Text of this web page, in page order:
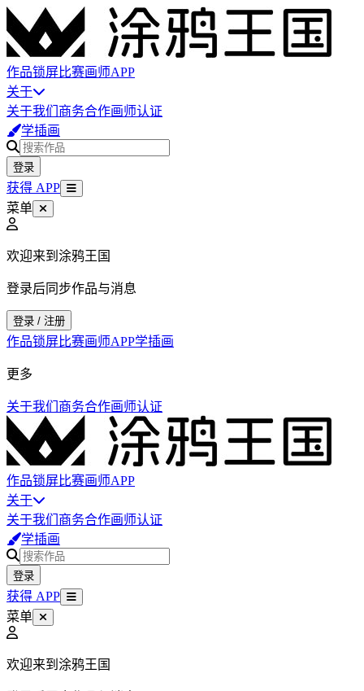
作品锁屏比赛画师APP
关于
关于我们 商务合作画师认证
学插画
登录
获得 APP
菜单
欢迎来到涂鸦王国
登录后同步作品与消息
登录 / 注册
作品锁屏比赛画师APP学插画
更多
关于我们 商务合作画师认证
作品锁屏比赛画师APP
关于
关于我们 商务合作画师认证
学插画
登录
获得 APP
菜单
欢迎来到涂鸦王国